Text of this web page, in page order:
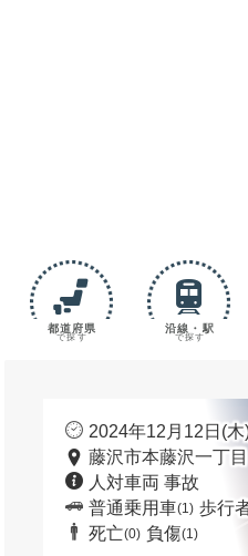
都道府県
で探す
沿線・駅
で探す
2024年12月12日(
藤沢市本藤沢一丁
人対車両 事故
普通乗用車(1) 歩行
死亡(0) 負傷(1)